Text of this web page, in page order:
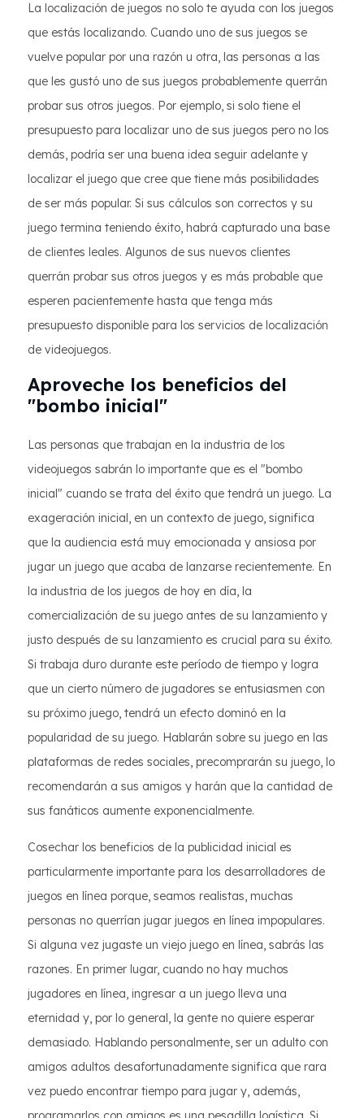
La localización de juegos no solo te ayuda con los juegos
que estás localizando. Cuando uno de sus juegos se
vuelve popular por una razón u otra, las personas a las
que les gustó uno de sus juegos probablemente querrán
probar sus otros juegos. Por ejemplo, si solo tiene el
presupuesto para localizar uno de sus juegos pero no los
demás, podría ser una buena idea seguir adelante y
localizar el juego que cree que tiene más posibilidades
de ser más popular. Si sus cálculos son correctos y su
juego termina teniendo éxito, habrá capturado una base
de clientes leales. Algunos de sus nuevos clientes
querrán probar sus otros juegos y es más probable que
esperen pacientemente hasta que tenga más
presupuesto disponible para los servicios de localización
de videojuegos.
Aproveche los beneficios del
"bombo inicial"
Las personas que trabajan en la industria de los
videojuegos sabrán lo importante que es el "bombo
inicial" cuando se trata del éxito que tendrá un juego. La
exageración inicial, en un contexto de juego, significa
que la audiencia está muy emocionada y ansiosa por
jugar un juego que acaba de lanzarse recientemente. En
la industria de los juegos de hoy en día, la
comercialización de su juego antes de su lanzamiento y
justo después de su lanzamiento es crucial para su éxito.
Si trabaja duro durante este período de tiempo y logra
que un cierto número de jugadores se entusiasmen con
su próximo juego, tendrá un efecto dominó en la
popularidad de su juego. Hablarán sobre su juego en las
plataformas de redes sociales, precomprarán su juego, lo
recomendarán a sus amigos y harán que la cantidad de
sus fanáticos aumente exponencialmente.
Cosechar los beneficios de la publicidad inicial es
particularmente importante para los desarrolladores de
juegos en línea porque, seamos realistas, muchas
personas no querrían jugar juegos en línea impopulares.
Si alguna vez jugaste un viejo juego en línea, sabrás las
razones. En primer lugar, cuando no hay muchos
jugadores en línea, ingresar a un juego lleva una
eternidad y, por lo general, la gente no quiere esperar
demasiado. Hablando personalmente, ser un adulto con
amigos adultos desafortunadamente significa que rara
vez puedo encontrar tiempo para jugar y, además,